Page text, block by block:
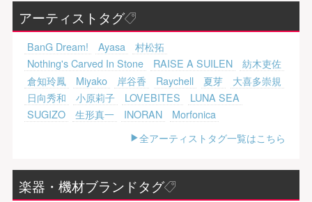
アーティストタグ
BanG Dream! Ayasa
村松拓
Nothing's Carved In Stone
RAISE A SUILEN
紡木吏佐
倉知玲鳳
Miyako 岸谷香 Raychell 夏芽
大喜多崇規
日向秀和
小原莉子 LOVEBITES
LUNA SEA
SUGIZO
生形真一 INORAN
Morfonica
全アーティストタグ一覧はこちら
楽器・機材ブランドタグ